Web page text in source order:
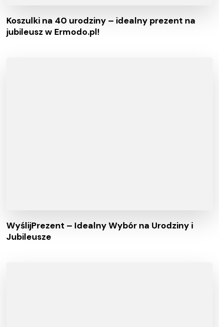
Koszulki na 40 urodziny – idealny prezent na
jubileusz w Ermodo.pl!
WyślijPrezent – Idealny Wybór na Urodziny i
Jubileusze